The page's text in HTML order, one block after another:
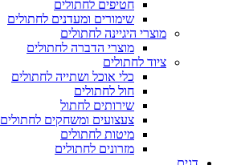
חטיפים לחתולים
שימורים ומעדנים לחתולים
מוצרי היגיינה לחתולים
מוצרי הדברה לחתולים
ציוד לחתולים
כלי אוכל ושתייה לחתולים
חול לחתולים
שירותים לחתול
צעצועים ומשחקים לחתולים
מיטות לחתולים
מזרונים לחתולים